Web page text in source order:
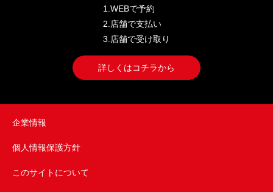
1.WEBで予約
2.店舗で支払い
3.店舗で受け取り
詳しくはコチラから
企業情報
個人情報保護方針
このサイトについて